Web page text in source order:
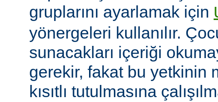
gruplarını ayarlamak için
yönergeleri kullanılır.
sunacakları içeriği
gerekir, fakat bu yetkinin
kısıtlı tutulmasına